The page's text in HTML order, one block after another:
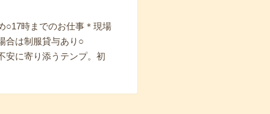
○17時までのお仕事＊現場
合は制服貸与あり○
安に寄り添うテンプ。初